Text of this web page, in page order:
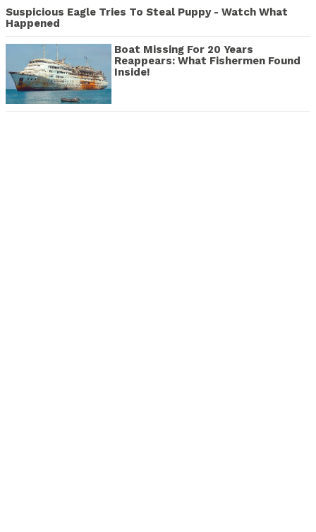
Suspicious Eagle Tries To Steal Puppy - Watch What
Happened
Boat Missing For 20 Years
Reappears: What Fishermen Found
Inside!